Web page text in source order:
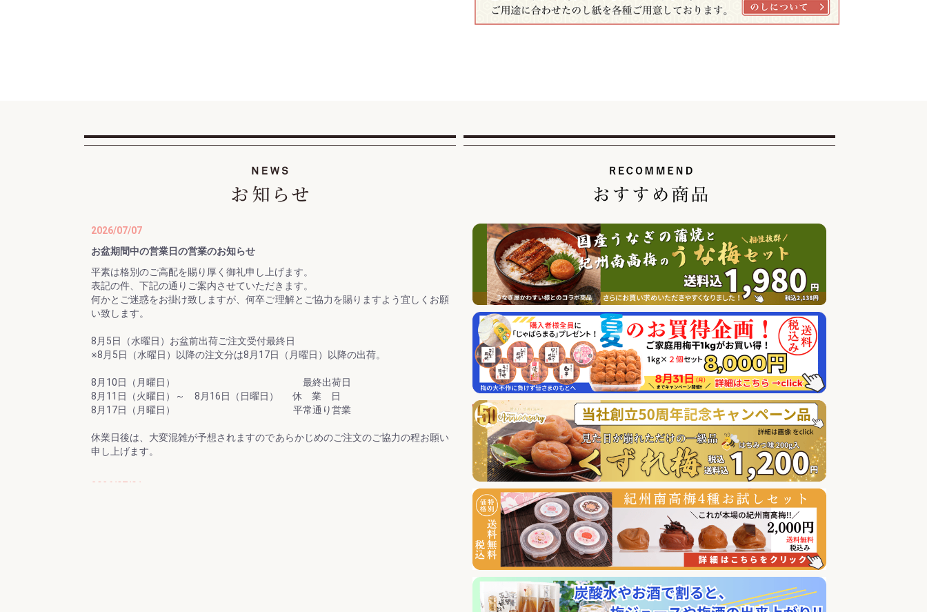
2026/07/07
お盆期間中の営業日の営業のお知らせ
平素は格別のご高配を賜り厚く御礼申し上げます。
表記の件、下記の通りご案内させていただきます。
何かとご迷惑をお掛け致しますが、何卒ご理解とご協力を賜りますよう宜しくお願
い致します。
8月5日（水曜日）お盆前出荷ご注文受付最終日
※8月5日（水曜日）以降の注文分は8月17日（月曜日）以降の出荷。
8月10日（月曜日） 最終出荷日
8月11日（火曜日）～ 8月16日（日曜日） 休 業 日
8月17日（月曜日） 平常通り営業
休業日後は、大変混雑が予想されますのであらかじめのご注文のご協力の程お願い
2026/07/01